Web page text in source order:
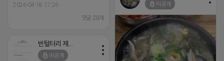
2026-04-18 17:26
댓글:20개
비공개
비공개